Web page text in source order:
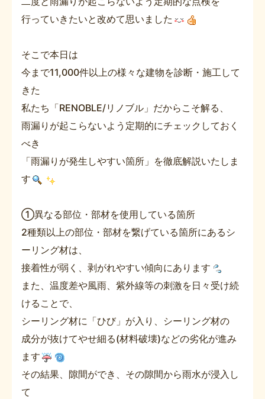
行っていきたいと改めて思いました
そこで本日は
今まで11,000件以上の様々な建物を診断・施工して
きた
私たち「RENOBLE/リノブル」だからこそ解る、
雨漏りが起こらないよう定期的にチェックしておく
べき
「雨漏りが発生しやすい箇所」を徹底解説いたしま
す
①異なる部位・部材を使用している箇所
2種類以上の部位・部材を繋げている箇所にあるシ
ーリング材は、
接着性が弱く、剥がれやすい傾向にあります
また、温度差や風雨、紫外線等の刺激を日々受け続
けることで、
シーリング材に「ひび」が入り、シーリング材の
成分が抜けてやせ細る(材料破壊)などの劣化が進み
ます
その結果、隙間ができ、その隙間から雨水が浸入し
て